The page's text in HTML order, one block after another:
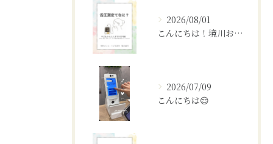
2026/08/01
こんにちは！境川おとなこども歯科矯正歯科です！✨
2026/07/09
こんにちは😌